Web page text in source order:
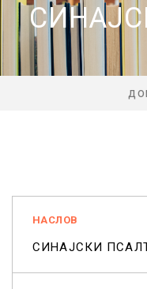
НАСЛОВ
СИНАЈСКИ